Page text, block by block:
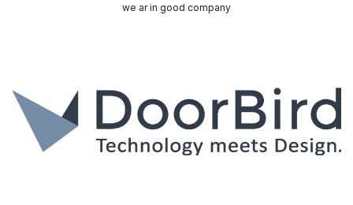
we ar in good company